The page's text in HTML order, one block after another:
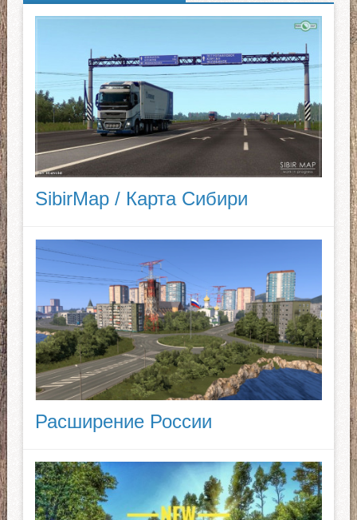
SibirMap / Карта Сибири
Расширение России